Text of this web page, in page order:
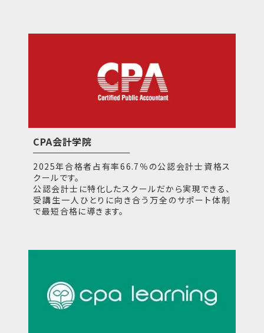
CPA会計学院
2025年合格者占有率66.7％の公認会計士資格ス
クールです。
公認会計士に特化したスクールだから実現できる、
受講生一人ひとりに向き合う万全のサポート体制
で最短合格に導きます。